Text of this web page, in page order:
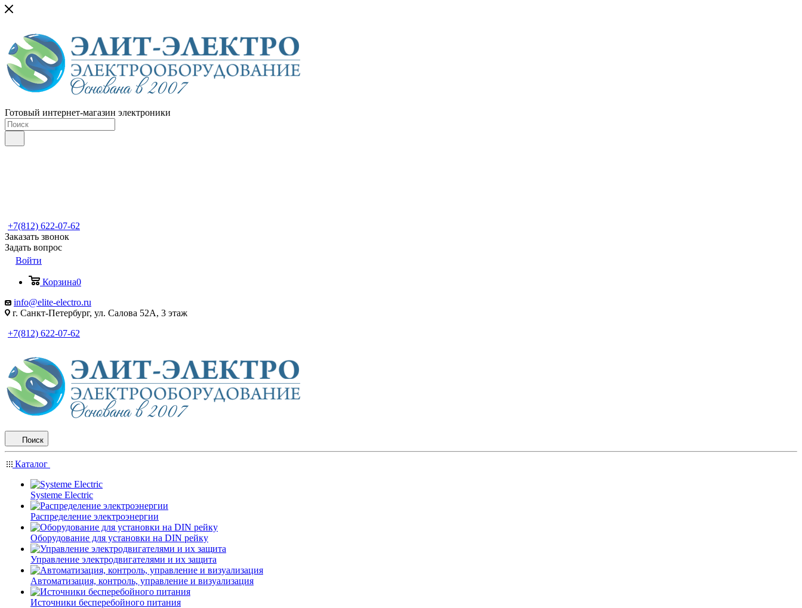
Готовый интернет-магазин электроники
+7(812) 622-07-62
Заказать звонок
Задать вопрос
Войти
Корзина0
info@elite-electro.ru
г. Санкт-Петербург, ул. Салова 52А, 3 этаж
+7(812) 622-07-62
Поиск
Каталог
Systeme Electric
Распределение электроэнергии
Оборудование для установки на DIN рейку
Управление электродвигателями и их защита
Автоматизация, контроль, управление и визуализация
Источники бесперебойного питания